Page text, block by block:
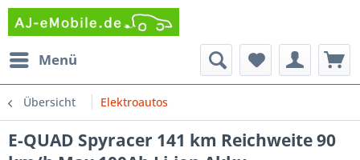
Menü
Übersicht Elektroautos
E-QUAD Spyracer 141 km Reichweite 90